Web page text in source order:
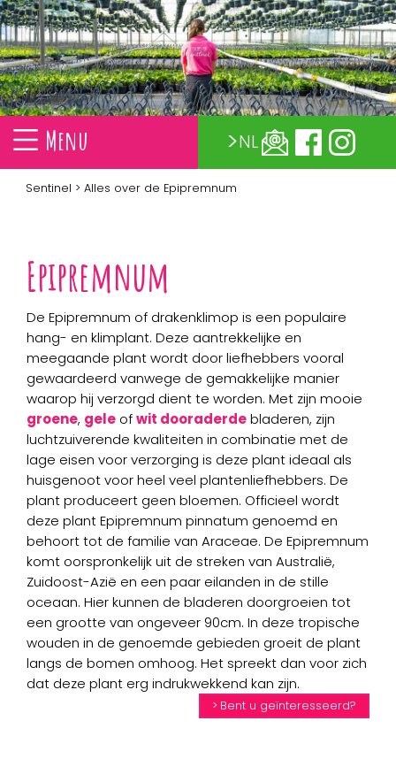
Menu NL
Sentinel > Alles over de Epipremnum
Epipremnum
De Epipremnum of drakenklimop is een populaire
hang- en klimplant. Deze aantrekkelijke en
meegaande plant wordt door liefhebbers vooral
gewaardeerd vanwege de gemakkelijke manier
waarop hij verzorgd dient te worden. Met zijn mooie
groene, gele ofwit dooraderdebladeren, zijn
luchtzuiverende kwaliteiten in combinatie met de
lage eisen voor verzorging is deze plant ideaal als
huisgenoot voor heel veel plantenliefhebbers. De
plant produceert geen bloemen. Officieel wordt
deze plant Epipremnum pinnatum genoemd en
behoort tot de familie van Araceae. De Epipremnum
komt oorspronkelijk uit de streken van Australië,
Zuidoost-Azië en een paar eilanden in de stille
oceaan. Hier kunnen de bladeren doorgroeien tot
een grootte van ongeveer 90cm. In deze tropische
wouden in de genoemde gebieden groeit de plant
langs de bomen omhoog. Het spreekt dan voor zich
dat deze plant erg indrukwekkend kan zijn.
Bent u geïnteresseerd?